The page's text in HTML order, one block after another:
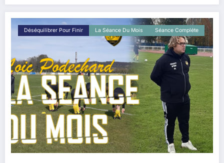
Déséquilibrer Pour Finir La Séance Du Mois Séance Compléte